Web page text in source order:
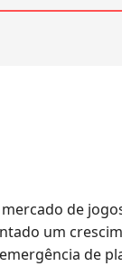
de
um
de